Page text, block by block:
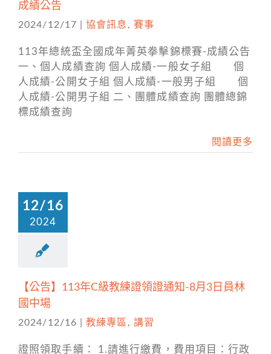
成績公告
2024/12/17 協會訊息 , 賽事
113年總統盃全國成年菁英拳擊錦標賽-成績公告
一、個人成績查詢 個人成績-一般女子組 個
人成績-公開女子組 個人成績-一般男子組 個
人成績-公開男子組 二、團體成績查詢 團體總錦
標成績查詢
閱讀更多
12/16
2024
【公告】113年C級教練證領證通知-8月3日員林
國中場
2024/12/16 教練專區 , 講習
證照領取手續： 1.請進行繳費，費用項目：行政